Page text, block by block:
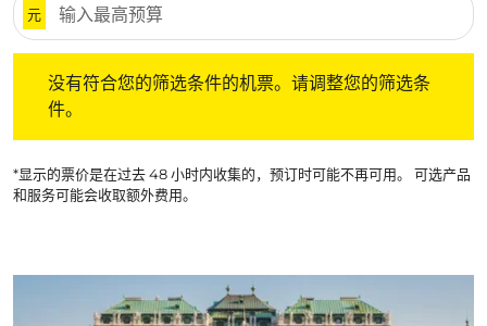
元
没有符合您的筛选条件的机票。请调整您的筛选条
件。
*显示的票价是在过去 48 小时内收集的，预订时可能不再可用。 可选产品
和服务可能会收取额外费用。